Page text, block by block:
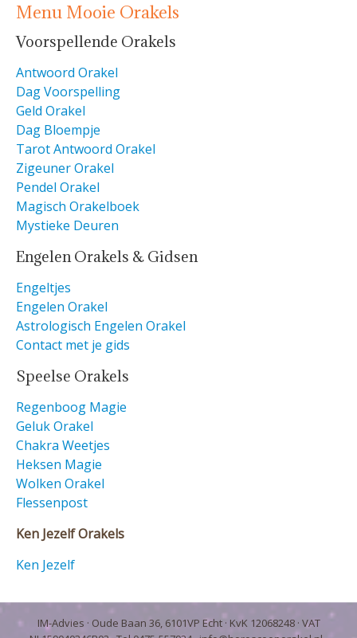
Menu Mooie Orakels
Voorspellende Orakels
Antwoord Orakel
Dag Voorspelling
Geld Orakel
Dag Bloempje
Tarot Antwoord Orakel
Zigeuner Orakel
Pendel Orakel
Magisch Orakelboek
Mystieke Deuren
Engelen Orakels & Gidsen
Engeltjes
Engelen Orakel
Astrologisch Engelen Orakel
Contact met je gids
Speelse Orakels
Regenboog Magie
Geluk Orakel
Chakra Weetjes
Heksen Magie
Wolken Orakel
Flessenpost
Ken Jezelf Orakels
Ken Jezelf
IM-Advies · Oude Baan 36, 6101VP Echt · KvK 12068248 · VAT